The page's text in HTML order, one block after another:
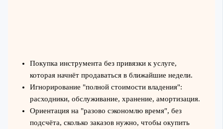
Покупка инструмента без привязки к услуге,
которая начнёт продаваться в ближайшие недели.
Игнорирование "полной стоимости владения":
расходники, обслуживание, хранение, амортизация.
Ориентация на "разово сэкономлю время", без
подсчёта, сколько заказов нужно, чтобы окупить